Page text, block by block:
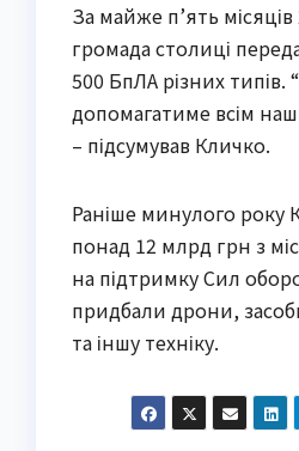
За майже п’ять
громада столиці
500 БпЛА різних типів.
допомагатиме всім
– підсумував Кличко.
Раніше минулого року
понад 12 млрд грн з
на підтримку Сил
придбали дрони,
та іншу техніку.